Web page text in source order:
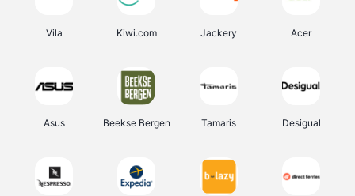
Vila Kiwi.com Jackery Acer
Asus Beekse Bergen Tamaris Desigual